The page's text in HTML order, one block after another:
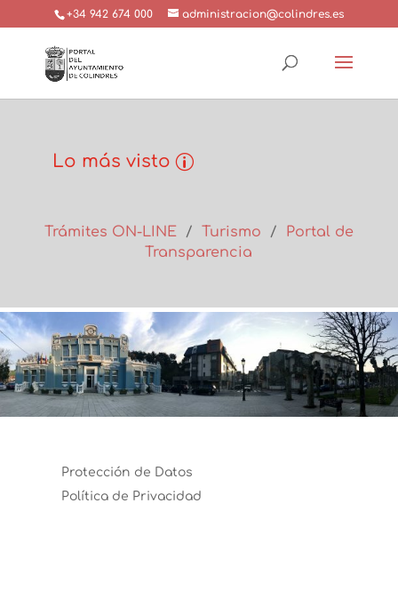
+34 942 674 000 administracion@colindres.es
Lo más visto
Trámites ON-LINE/ Turismo /
Portal de
Transparencia
Protección de Datos
Política de Privacidad